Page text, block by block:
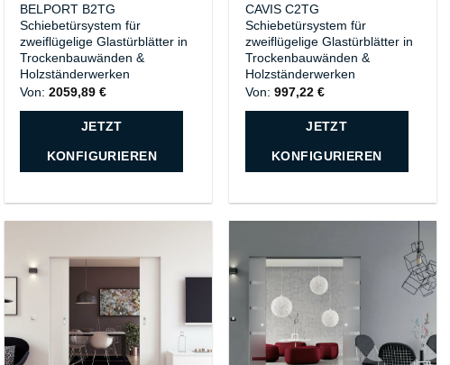
BELPORT B2TG
Schiebetürsystem für
zweiflügelige Glastürblätter in
Trockenbauwänden &
Holzständerwerken
Von:2059,89€
JETZT
KONFIGURIEREN
CAVIS C2TG
Schiebetürsystem für
zweiflügelige Glastürblätter in
Trockenbauwänden &
Holzständerwerken
Von: 997,22 €
JETZT
KONFIGURIEREN